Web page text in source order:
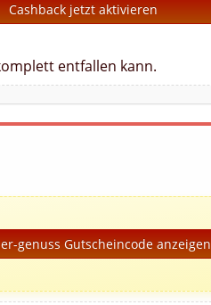
Cashback jetzt aktivieren
entfallen kann.
genuss Gutscheincode anzeigen